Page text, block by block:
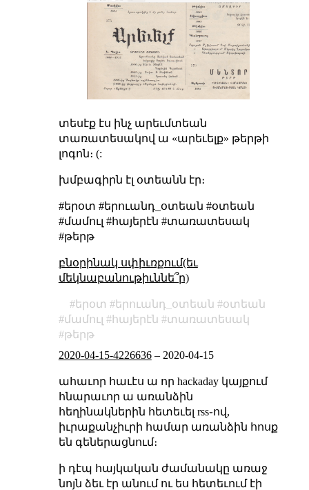
տեսէք էս ինչ արեւմտեան
տառատեսակով ա «արեւելք» թերթի
լոգոն։ (:
խմբագիրն էլ օտեանն էր։
#երօտ #երուանդ_օտեան #օտեան
#մամուլ #հայերէն #տառատեսակ
#թերթ
բնօրինակ սփիւռքում(եւ
մեկնաբանութիւննե՞ր)
երօտ երուանդ_օտեան
օտեան
մամուլ
հայերէն
տառատեսակ
թերթ
2020-04-15-4226636– 2020-04-15
ահաւոր հաւէս ա որ hackaday կայքում
հնարաւոր ա առանձին
հեղինակներին հետեւել rss֊ով,
իւրաքանչիւրի համար առանձին հոսք
են գեներացնում։
ի դէպ հայկական ժամանակը առաջ
նոյն ձեւ էր անում ու ես հետեւում էի